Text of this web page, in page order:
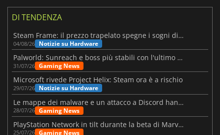
DI TENDENZA
Steam Frame: il prezzo trapelato spegne i sogni di un VR economico
04/08/26 Notizie su Hardware
Palworld: Sunreach e boss più stabili con l'ultimo update
31/07/26 Gaming News
Microsoft rivede Project Helix: Steam ora è a rischio
29/07/26 Notizie su Hardware
Le mappe dei malware e un attacco a Discord hanno colpito Meccha Chameleon
28/07/26 Gaming News
PlayStation Network in tilt durante la beta di Marvel Tōkon
25/07/26 Gaming News